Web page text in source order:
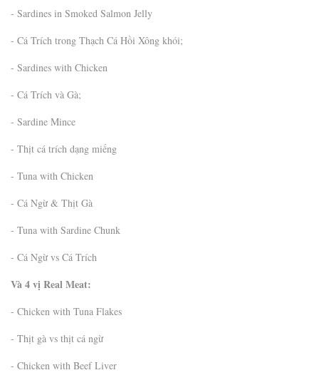
- Sardines in Smoked Salmon Jelly
- Cá Trích trong Thạch Cá Hồi Xông khói;
- Sardines with Chicken
- Cá Trích và Gà;
- Sardine Mince
- Thịt cá trích dạng miếng
- Tuna with Chicken
- Cá Ngừ & Thịt Gà
- Tuna with Sardine Chunk
- Cá Ngừ vs Cá Trích
Và 4 vị Real Meat:
- Chicken with Tuna Flakes
- Thịt gà vs thịt cá ngừ
- Chicken with Beef Liver